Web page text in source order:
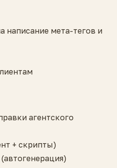
написание мета-тегов и
агентского
+ скрипты)